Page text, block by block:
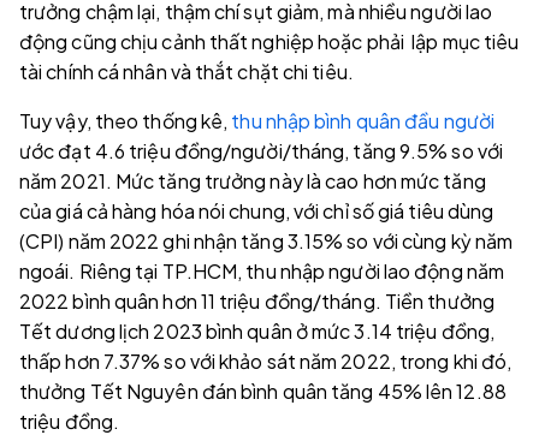
trưởng chậm lại, thậm chí sụt giảm, mà nhiều người lao
động cũng chịu cảnh thất nghiệp hoặc phải lập mục tiêu
tài chính cá nhân và thắt chặt chi tiêu.
Tuy vậy, theo thống kê, thu nhập bình quân đầu người
ước đạt 4.6 triệu đồng/người/tháng, tăng 9.5% so với
năm 2021. Mức tăng trưởng này là cao hơn mức tăng
của giá cả hàng hóa nói chung, với chỉ số giá tiêu dùng
(CPI) năm 2022 ghi nhận tăng 3.15% so với cùng kỳ năm
ngoái. Riêng tại TP.HCM, thu nhập người lao động năm
2022 bình quân hơn 11 triệu đồng/tháng. Tiền thưởng
Tết dương lịch 2023 bình quân ở mức 3.14 triệu đồng,
thấp hơn 7.37% so với khảo sát năm 2022, trong khi đó,
thưởng Tết Nguyên đán bình quân tăng 45% lên 12.88
triệu đồng.